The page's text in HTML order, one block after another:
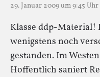
29. Januar 2009 um 9:45 Uhr
Klasse ddp-Material!
wenigstens noch
gestanden. Im
Hoffentlich saniert